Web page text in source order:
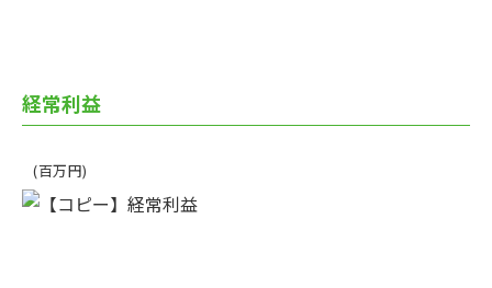
経常利益
(百万円)